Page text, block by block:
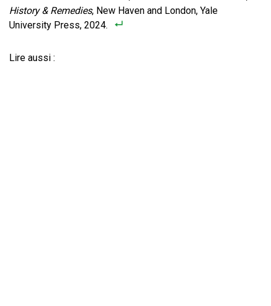
History & Remedies, New Haven and London, Yale
University Press, 2024.
Lire aussi :